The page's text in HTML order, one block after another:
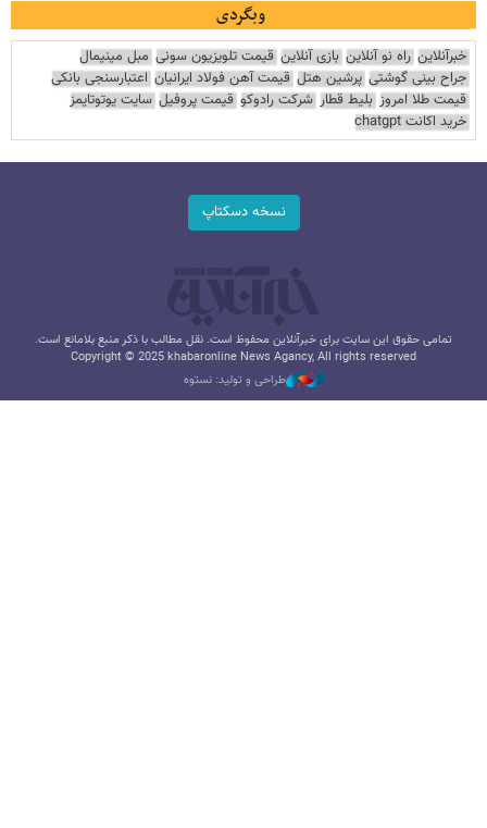
وبگردی
خبرآنلاین راه نو آنلاین بازی آنلاین قیمت تلویزیون سونی مبل مینیمال
جراح بینی گوشتی پرشین هتل قیمت آهن فولاد ایرانیان اعتبارسنجی بانکی
قیمت طلا امروز بلیط قطار شرکت رادوکو قیمت پروفیل سایت یوتوتایمز
خرید اکانت chatgpt
نسخه دسکتاپ
تمامی حقوق این سایت برای خبرآنلاین محفوظ است. نقل مطالب با ذکر منبع بلامانع است.
Copyright © 2025 khabaronline News Agancy, All rights reserved
طراحی و تولید: نستوه